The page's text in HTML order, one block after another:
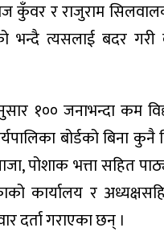
कुँवर र राजुराम
भन्दै त्यसलाई बदर गरी
१०० जनाभन्दा कम
बोर्डको बिना कुनै
पोशाक भत्ता सहित
कार्यालय र
दर्ता गराएका छन् ।